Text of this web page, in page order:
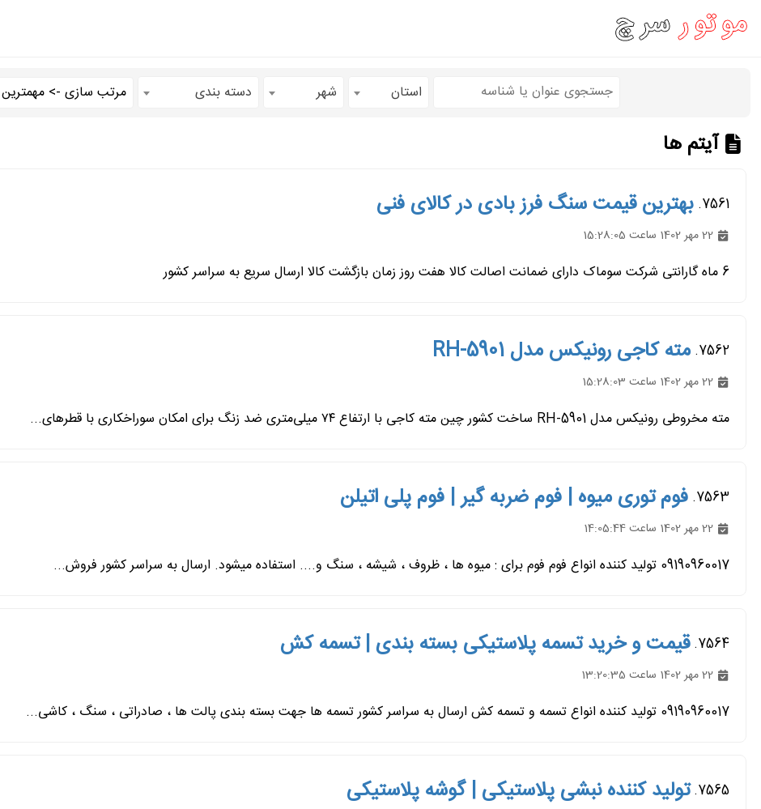
استان شهر دسته بندی
آیتم ها
7561. بهترین قیمت سنگ فرز بادی در کالای فنی
6 ماه گارانتی شرکت سوماک دارای ضمانت اصالت کالا هفت روز زمان بازگشت کالا ارسال سریع به سراسر کشور
7562. مته کاجی رونیکس مدل RH-5901
مته مخروطی رونیکس مدل RH-5901 ساخت کشور چین مته کاجی با ارتفاع ۷۴ میلی‌متری ضد زنگ برای امکان سوراخکاری با قطرهای...
7563. فوم توری میوه | فوم ضربه گیر | فوم پلی اتیلن
09190960017 تولید کننده انواع فوم فوم برای : میوه ها ، ظروف ، شیشه ، سنگ و.... استفاده میشود. ارسال به سراسر کشور فروش...
7564. قیمت و خرید تسمه پلاستیکی بسته بندی | تسمه کش
09190960017 تولید کننده انواع تسمه و تسمه کش ارسال به سراسر کشور تسمه ها جهت بسته بندی پالت ها ، صادراتی ، سنگ ، کاشی...
7565. تولید کننده نبشی پلاستیکی | گوشه پلاستیکی